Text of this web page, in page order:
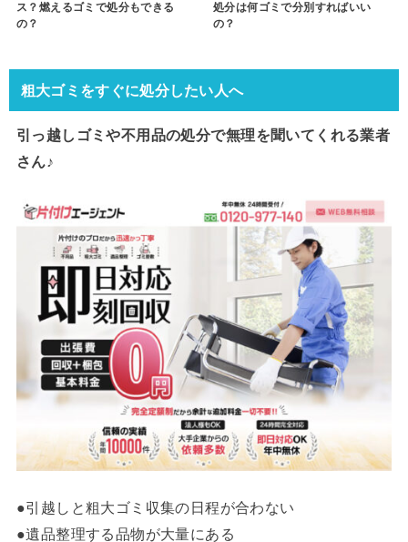
ス？燃えるゴミで処分もできる
の？
処分は何ゴミで分別すればいい
の？
粗大ゴミをすぐに処分したい人へ
引っ越しゴミや不用品の処分で無理を聞いてくれる業者
さん♪
●引越しと粗大ゴミ収集の日程が合わない
●遺品整理する品物が大量にある